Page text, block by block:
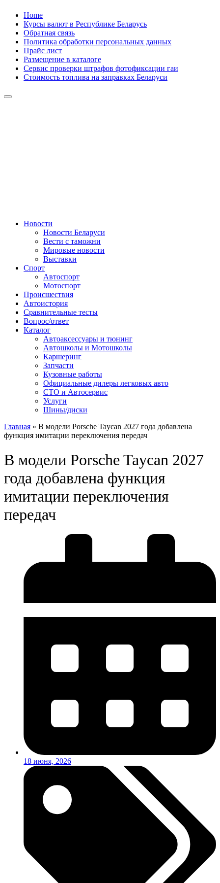
Skip
content
Home
Курсы валют в Республике Беларусь
Обратная связь
Политика обработки персональных данных
Прайс лист
Размещение в каталоге
Сервис проверки штрафов фотофиксации гаи
Стоимость топлива на заправках Беларуси
Сайт про автомобили
Новости
Новости Беларуси
Вести с таможни
Мировые новости
Выставки
Спорт
Автоспорт
Мотоспорт
Происшествия
Автоистория
Сравнительные тесты
Вопрос/ответ
Каталог
Автоакcессуары и тюнинг
Автошколы и Мотошколы
Каршеринг
Запчасти
Кузовные работы
Официальные дилеры легковых авто
СТО и Автосервис
Услуги
Шины/диски
Главная » В модели Porsche Taycan 2027 года добавлена ​​
функция имитации переключения передач
В модели Porsche Taycan 2027
года добавлена ​​функция
имитации переключения
передач
18 июня, 2026